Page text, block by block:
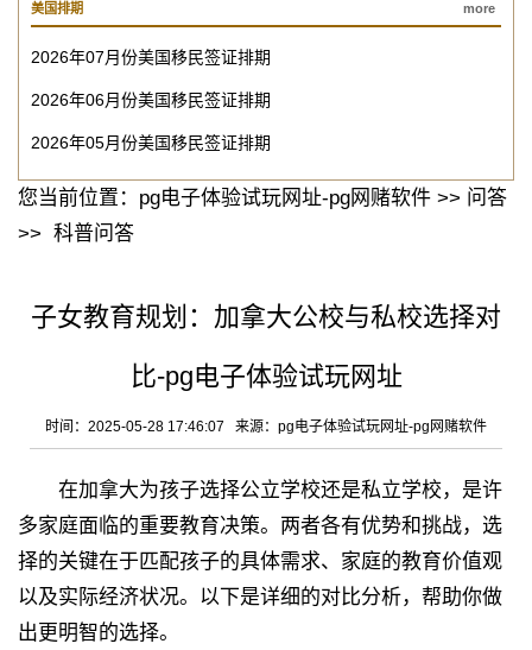
美国排期 more
2026年07月份美国移民签证排期
2026年06月份美国移民签证排期
2026年05月份美国移民签证排期
您当前位置： pg电子体验试玩网址-pg网赌软件 >> 问答
>> 科普问答
子女教育规划：加拿大公校与私校选择对
比-pg电子体验试玩网址
时间：2025-05-28 17:46:07 来源： pg电子体验试玩网址-pg网赌软件
在加拿大为孩子选择公立学校还是私立学校，是许
多家庭面临的重要教育决策。两者各有优势和挑战，选
择的关键在于匹配孩子的具体需求、家庭的教育价值观
以及实际经济状况。以下是详细的对比分析，帮助你做
出更明智的选择。